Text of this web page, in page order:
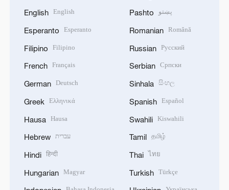
English English
Esperanto Esperanto
Filipino Filipino
French Français
German Deutsch
Greek Ελληνικά
Hausa Hausa
Hebrew עברית
Hindi हिन्दी
Hungarian Magyar
Pashto پښتو
Romanian Română
Russian Русский
Serbian Српски
Sinhala සිංහල
Spanish Español
Swahili Kiswahili
Tamil தமிழ்
Thai ไทย
Turkish Türkçe